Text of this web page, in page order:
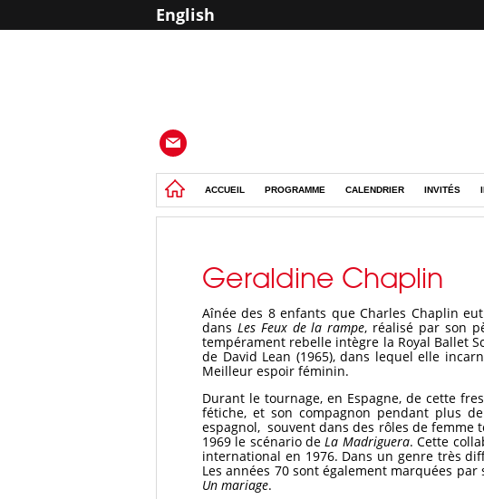
English
ACCUEIL PROGRAMME CALENDRIER INVITÉS
Geraldine Chaplin
Aînée des 8 enfants que Charles Chaplin
dans Les Feux de la rampe, réalisé par son
tempérament rebelle intègre la Royal Ballet
de David Lean (1965), dans lequel elle
Meilleur espoir féminin.
Durant le tournage, en Espagne, de cette
fétiche, et son compagnon pendant plus
espagnol, souvent dans des rôles de femme
1969 le scénario deLa Madriguera. Cette
international en 1976. Dans un genre très
Les années 70 sont également marquées
Un mariage.